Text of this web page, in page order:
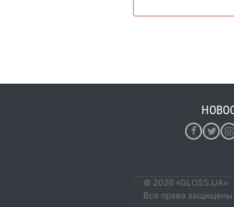
© 2026 «GLOSS.UA»
Все права